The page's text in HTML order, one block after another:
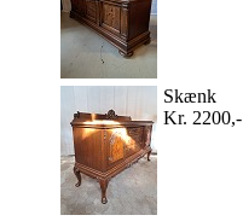
Skænk
Kr. 2200,-